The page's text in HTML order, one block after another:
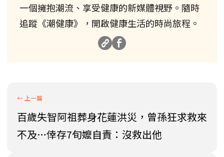
一個擁抱潮流、享受健康的新媒體視野。隨時
追蹤《潮健康》，開啟健康生活的時尚旅程。
百歲失智阿祖葬身花蓮洪災，曾孫狂求救來
不及…倖存7旬嬤自責：沒救出他